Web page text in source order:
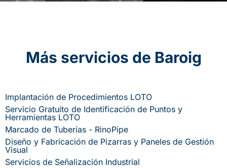
Más servicios de Baroig
Implantación de Procedimientos LOTO
Servicio Gratuito de Identificación de Puntos y
Herramientas LOTO
Marcado de Tuberías - RinoPipe
Diseño y Fabricación de Pizarras y Paneles de Gestión
Visual
Servicios de Señalización Industrial